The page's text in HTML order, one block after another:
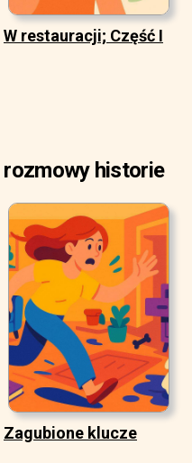
W restauracji; Część I
historie
Zagubione klucze